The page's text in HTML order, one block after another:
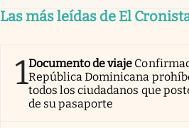
Las más leídas de El
1Documento de viaje
República Dominicana
todos los ciudadanos que
de su pasaporte